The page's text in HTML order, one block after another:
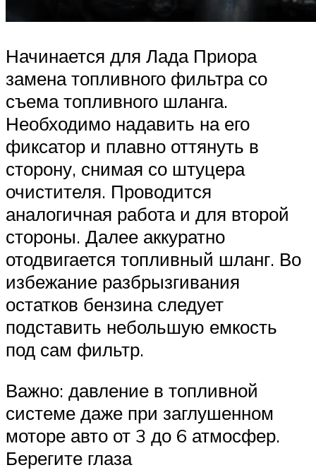
Начинается для Лада Приора
замена топливного фильтра со
съема топливного шланга.
Необходимо надавить на его
фиксатор и плавно оттянуть в
сторону, снимая со штуцера
очистителя. Проводится
аналогичная работа и для второй
стороны. Далее аккуратно
отодвигается топливный шланг. Во
избежание разбрызгивания
остатков бензина следует
подставить небольшую емкость
под сам фильтр.
Важно: давление в топливной
системе даже при заглушенном
моторе авто от 3 до 6 атмосфер.
Берегите глаза